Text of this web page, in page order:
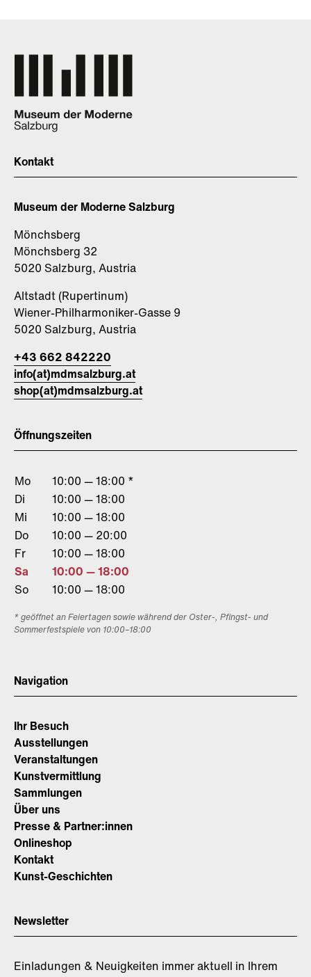
Kontakt
Museum der Moderne Salzburg
Mönchsberg
Mönchsberg 32
5020 Salzburg, Austria
Altstadt (Rupertinum)
Wiener-Philharmoniker-Gasse 9
5020 Salzburg, Austria
+43 662 842220
info(at)mdmsalzburg.at
shop(at)mdmsalzburg.at
Öffnungszeiten
Mo
10:00 — 18:00 *
Di
10:00 — 18:00
Mi
10:00 — 18:00
Do
10:00 — 20:00
Fr
10:00 — 18:00
Sa
10:00 — 18:00
So
10:00 — 18:00
* geöffnet an Feiertagen sowie während der Oster-, Pfingst- und
Sommerfestspiele von 10:00–18:00
Navigation
Ihr Besuch
Ausstellungen
Veranstaltungen
Kunstvermittlung
Sammlungen
Über uns
Presse & Partner:innen
Onlineshop
Kontakt
Kunst-Geschichten
Newsletter
Einladungen & Neuigkeiten immer aktuell in Ihrem